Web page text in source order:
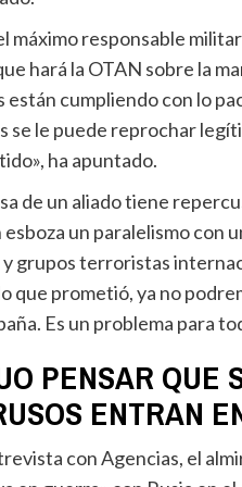
hará la OTAN sobre la
están cumpliendo con lo
se le puede reprochar
ha apuntado.
esboza un paralelismo
y grupos terroristas
que prometió, ya no
Es un problema para
PENSAR QUE
ENTRAN